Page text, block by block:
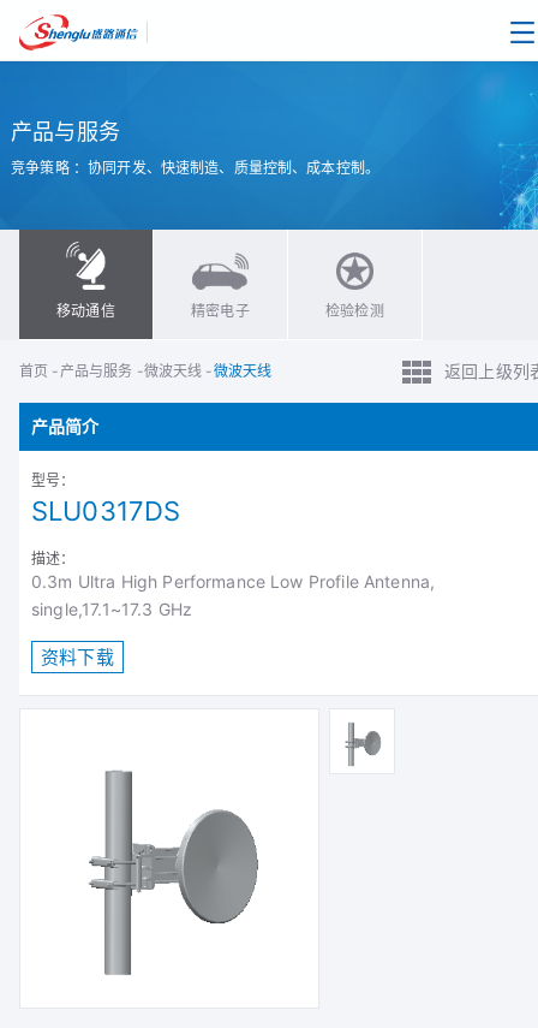
产品与服务
竞争策略 ：协同开发、快速制造、质量控制、成本控制。
移动通信 精密电子 检验检测
首页 - 产品与服务 -微波天线 -微波天线 返回上级列
产品简介
型号：
SLU0317DS
描述：
0.3m Ultra High Performance Low Profile Antenna,
single,17.1~17.3 GHz
资料下载